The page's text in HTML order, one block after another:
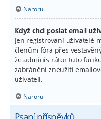
Nahoru
Když chci poslat email
Jen registrovaní uživatelé
členům fóra přes
že administrátor tuto
zabránění zneužití
uživateli.
Nahoru
Psaní příspěvků